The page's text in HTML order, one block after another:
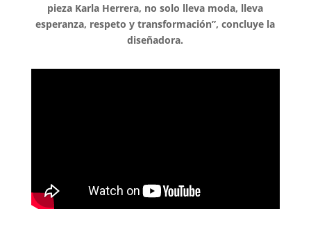
pieza Karla Herrera, no solo lleva moda, lleva
esperanza, respeto y transformación”, concluye la
diseñadora.